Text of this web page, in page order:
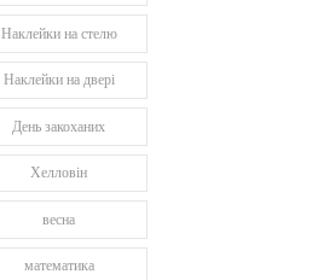
Наклейки на стелю
Наклейки на двері
День закоханих
Хелловін
весна
математика